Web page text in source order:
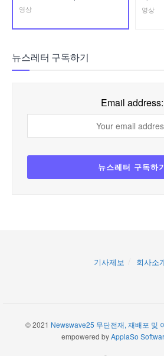
영상 영상
뉴스레터 구독하기
Email address:
기사제보 회사소
© 2021 Newswave25 무단전재, 재배포 및
empowered byApplaSo